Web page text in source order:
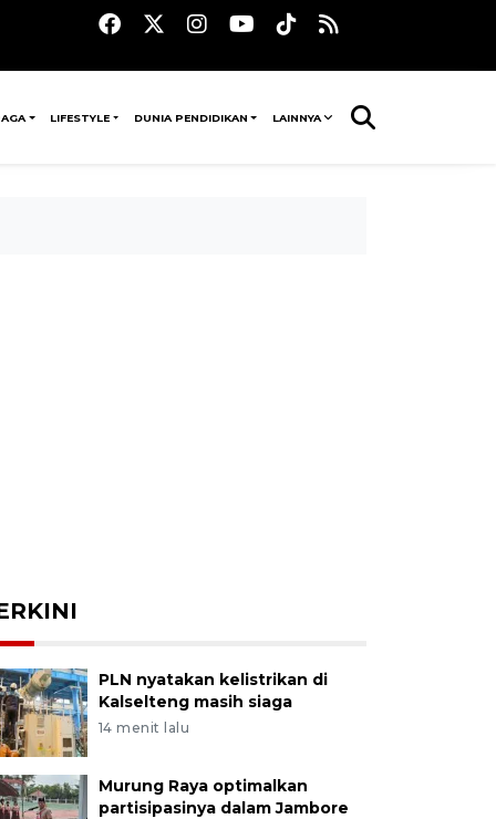
LIFESTYLE DUNIA PENDIDIKAN LAINNYA
PLN nyatakan kelistrikan di
Kalselteng masih siaga
14 menit lalu
Murung Raya optimalkan
partisipasinya dalam Jambore